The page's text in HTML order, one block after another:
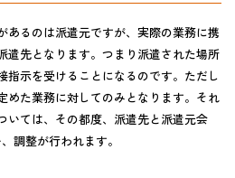
あるのは派遣元ですが、 実際の業務に携
遣先となります。つまり派遣された場所
指示を受けることになるのです。ただし
めた業務に対してのみとなります。それ
いては、その都度、派遣先と派遣元会
調整が行われます。